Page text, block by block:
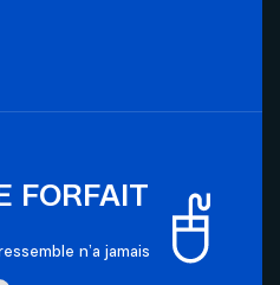
FORFAIT
n’a jamais